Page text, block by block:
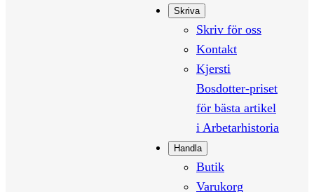
Skriva
Skriv för oss
Kontakt
Kjersti
Bosdotter-priset
för bästa artikel
i Arbetarhistoria
Handla
Butik
Varukorg